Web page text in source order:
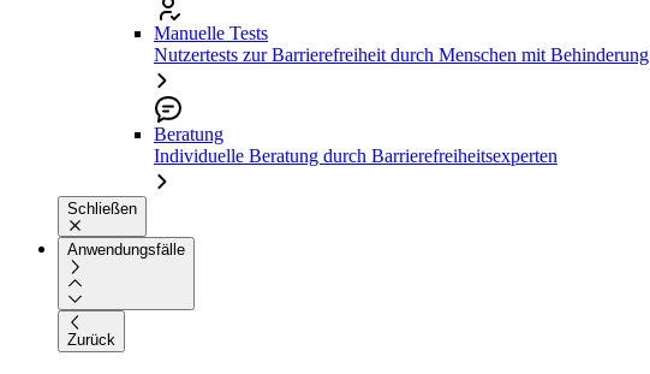
Manuelle Tests
Nutzertests zur Barrierefreiheit durch Menschen mit Behinderung
Beratung
Individuelle Beratung durch Barrierefreiheitsexperten
Schließen
Anwendungsfälle
Zurück